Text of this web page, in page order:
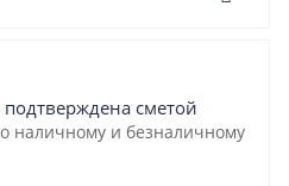
подтверждена сметой
наличному и безналичному